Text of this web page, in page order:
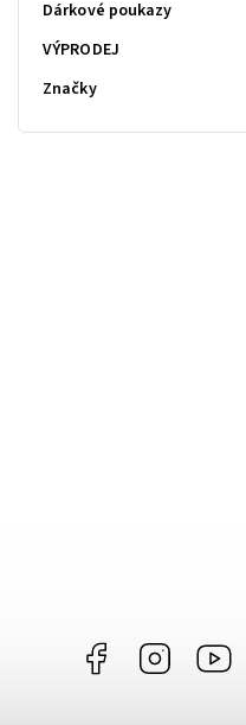
Dárkové poukazy
VÝPRODEJ
Značky
Facebook Instagram